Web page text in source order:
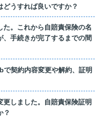
うすれば良いですか？
た。これから自賠責保険の名
手続きが完了するまでの間
で契約内容変更や解約、証明
更しました。自賠責保険証明
？